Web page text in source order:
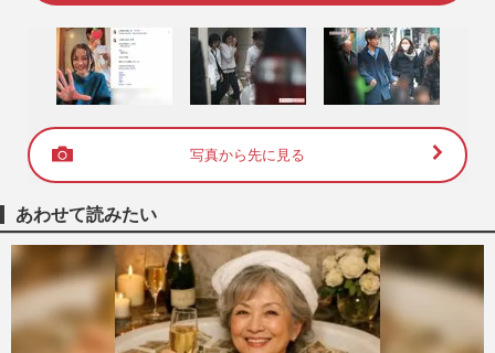
写真から先に見る
あわせて読みたい